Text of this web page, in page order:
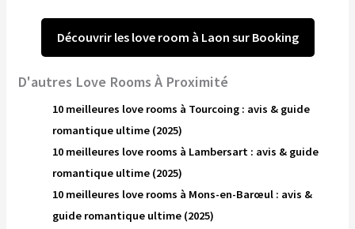
Découvrir les love room à Laon sur Booking
D'autres Love Rooms À Proximité
10 meilleures love rooms à Tourcoing : avis & guide
romantique ultime (2025)
10 meilleures love rooms à Lambersart : avis & guide
romantique ultime (2025)
10 meilleures love rooms à Mons-en-Barœul : avis &
guide romantique ultime (2025)